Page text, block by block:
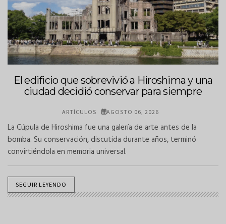
El edificio que sobrevivió a Hiroshima y una
ciudad decidió conservar para siempre
ARTÍCULOS AGOSTO 06, 2026
La Cúpula de Hiroshima fue una galería de arte antes de la
bomba. Su conservación, discutida durante años, terminó
convirtiéndola en memoria universal.
SEGUIR LEYENDO